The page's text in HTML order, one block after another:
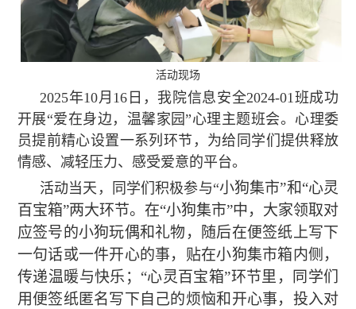
活动现场
2025年10月16日，我院信息安全2024-01班成功
开展“爱在身边，温馨家园”心理主题班会。心理委
员提前精心设置一系列环节，为给同学们提供释放
情感、减轻压力、感受爱意的平台。
活动当天，同学们积极参与“小狗集市”和“心灵
百宝箱”两大环节。在“小狗集市”中，大家领取对
应签号的小狗玩偶和礼物，随后在便签纸上写下
一句话或一件开心的事，贴在小狗集市箱内侧，
传递温暖与快乐；“心灵百宝箱”环节里，同学们
用便签纸匿名写下自己的烦恼和开心事，投入对